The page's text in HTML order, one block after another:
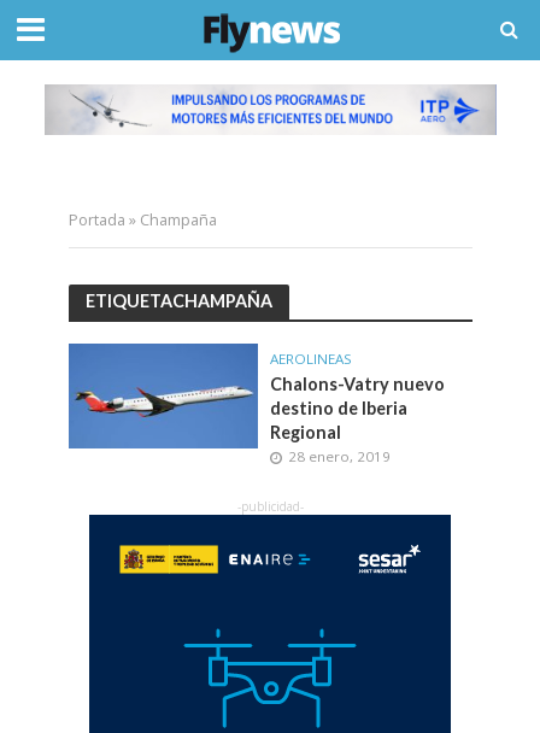
Portada » Champaña
ETIQUETACHAMPAÑA
AEROLINEAS
Chalons-Vatry nuevo
destino de Iberia
Regional
28 enero, 2019